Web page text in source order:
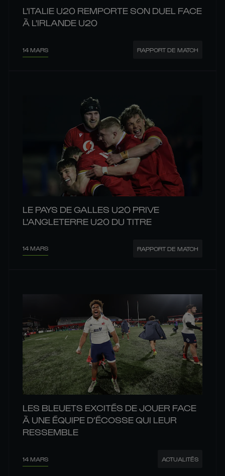
L'ITALIE U20 REMPORTE SON DUEL FACE
À L'IRLANDE U20
14 MARS RAPPORT DE MATCH
LE PAYS DE GALLES U20 PRIVE
L'ANGLETERRE U20 DU TITRE
14 MARS RAPPORT DE MATCH
LES BLEUETS EXCITÉS DE JOUER FACE
À UNE ÉQUIPE D’ÉCOSSE QUI LEUR
RESSEMBLE
14 MARS ACTUALITÉS